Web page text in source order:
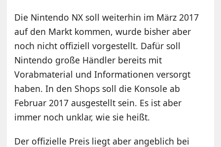
Die Nintendo NX soll weiterhin im März 2017
auf den Markt kommen, wurde bisher aber
noch nicht offiziell vorgestellt. Dafür soll
Nintendo große Händler bereits mit
Vorabmaterial und Informationen versorgt
haben. In den Shops soll die Konsole ab
Februar 2017 ausgestellt sein. Es ist aber
immer noch unklar, wie sie heißt.
Der offizielle Preis liegt aber angeblich bei